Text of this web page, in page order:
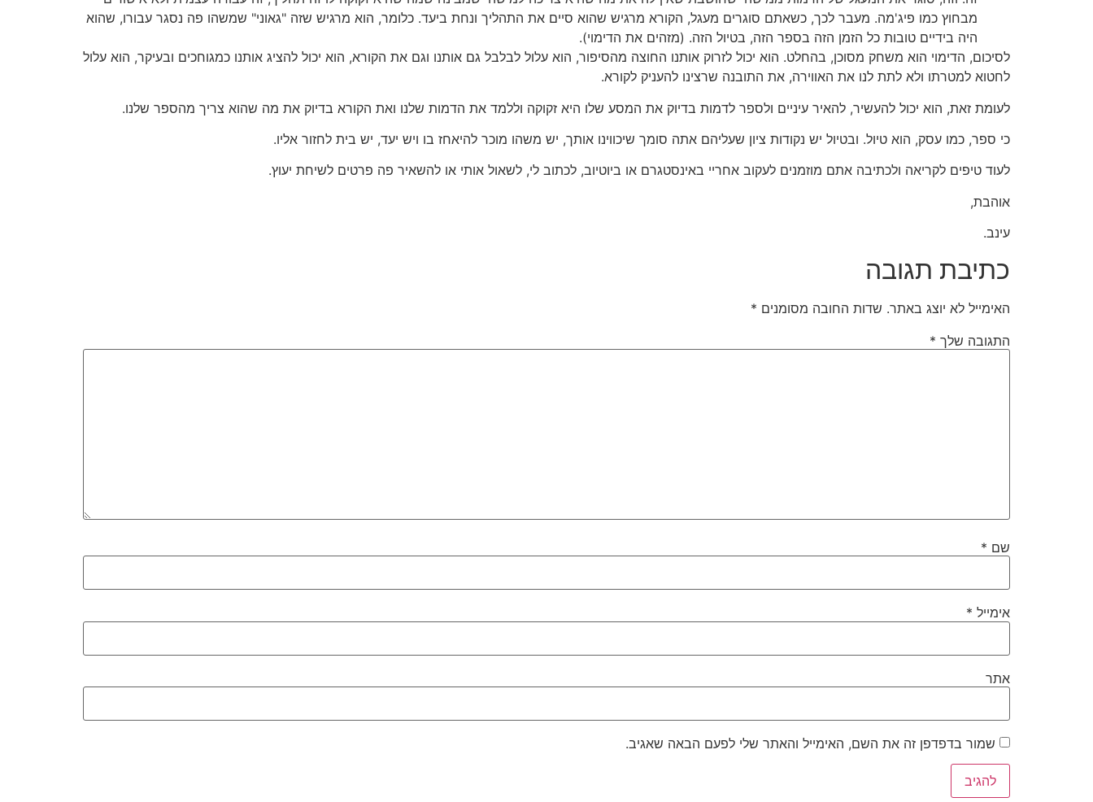
מבחוץ כמו פיג'מה. מעבר לכך, כשאתם סוגרים מעגל, הקורא מרגיש שהוא סיים את התהליך ונחת ביעד. כלומר, הוא מרגיש שזה "גאוני" שמשהו פה נסגר עבורו, שהוא
היה בידיים טובות כל הזמן הזה בספר הזה, בטיול הזה. (מזהים את הדימוי).
לסיכום, הדימוי הוא משחק מסוכן, בהחלט. הוא יכול לזרוק אותנו החוצה מהסיפור, הוא עלול לבלבל גם אותנו וגם את הקורא, הוא יכול להציג אותנו כמגוחכים ובעיקר, הוא עלול
לחטוא למטרתו ולא לתת לנו את האווירה, את התובנה שרצינו להעניק לקורא.
לעומת זאת, הוא יכול להעשיר, להאיר עיניים ולספר לדמות בדיוק את המסע שלו היא זקוקה וללמד את הדמות שלנו ואת הקורא בדיוק את מה שהוא צריך מהספר שלנו.
כי ספר, כמו עסק, הוא טיול. ובטיול יש נקודות ציון שעליהם אתה סומך שיכווינו אותך, יש משהו מוכר להיאחז בו ויש יעד, יש בית לחזור אליו.
לעוד טיפים לקריאה ולכתיבה אתם מוזמנים לעקוב אחריי באינסטגרם או ביוטיוב, לכתוב לי, לשאול אותי או להשאיר פה פרטים לשיחת יעוץ.
אוהבת,
עינב.
כתיבת תגובה
האימייל לא יוצג באתר. שדות החובה מסומנים *
התגובה שלך *
שם *
אימייל *
אתר
שמור בדפדפן זה את השם, האימייל והאתר שלי לפעם הבאה שאגיב.